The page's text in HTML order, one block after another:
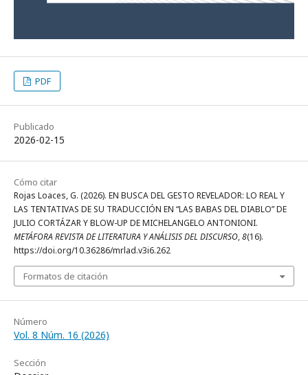
PDF
Publicado
2026-02-15
Cómo citar
Rojas Loaces, G. (2026). EN BUSCA DEL GESTO REVELADOR: LO REAL Y
LAS TENTATIVAS DE SU TRADUCCIÓN EN “LAS BABAS DEL DIABLO” DE
JULIO CORTÁZAR Y BLOW-UP DE MICHELANGELO ANTONIONI.
METÁFORA REVISTA DE LITERATURA Y ANÁLISIS DEL DISCURSO,8(16).
https://doi.org/10.36286/mrlad.v3i6.262
Formatos de citación
Número
Vol. 8 Núm. 16 (2026)
Sección